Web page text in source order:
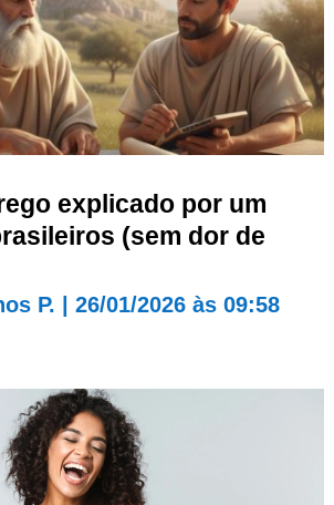
explicado por um
(sem dor de
P. 26/01/2026 às 09:58